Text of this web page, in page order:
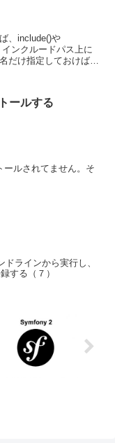
、include()や
ンクルードパス上に
だけ指定しておけばＯ
ールする
ールされてません。そ
ラインから実行し、
する（７）